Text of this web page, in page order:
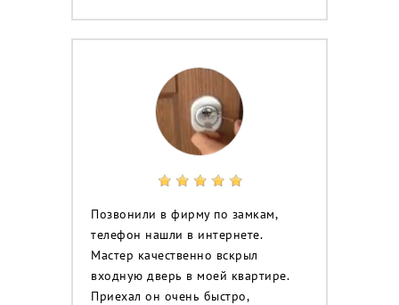
Позвонили в фирму по замкам,
телефон нашли в интернете.
Мастер качественно вскрыл
входную дверь в моей квартире.
Приехал он очень быстро,